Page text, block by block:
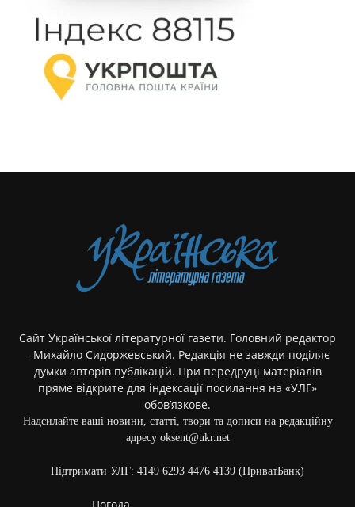
Сайт Української літературної газети. Головний редактор
- Михайло Сидоржевський. Редакція не завжди поділяє
думки авторів публікацій. При передруці матеріалів
пряме відкрите для індексації посилання на «УЛГ»
обов’язкове.
Надсилайте ваші новини, статті, твори та дописи на редакційну
адресу oksent@ukr.net
Підтримати УЛГ: 4149 6293 4476 4139 (ПриватБанк)